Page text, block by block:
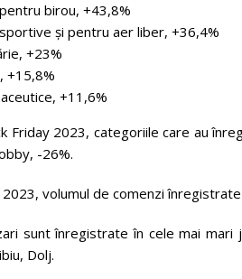
birou, +43,8%
și pentru aer liber, +36,4%
+23%
+15,8%
+11,6%
Friday 2023, categoriile care au
-26%.
volumul de comenzi
sunt înregistrate în cele mai mari
Dolj.